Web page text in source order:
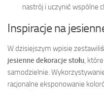
nastrój i uczynić wspólne
Inspiracje na
W dzisiejszym wpisie
jesienne dekoracje stołu,
samodzielnie.
racjonalne eksponowanie